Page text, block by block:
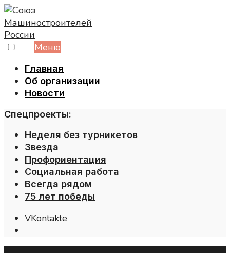
Skip
to
content
Меню
Главная
Об организации
Новости
Спецпроекты:
Неделя без турникетов
Звезда
Профориентация
Социальная работа
Всегда рядом
75 лет победы
VKontakte